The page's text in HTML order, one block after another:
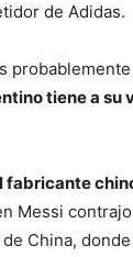
de Adidas.
tiene a su
fabricante
Messi
China,